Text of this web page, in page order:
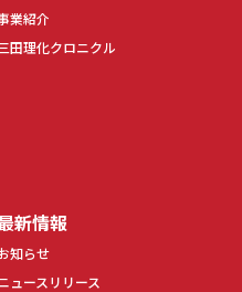
業紹介
田理化クロニクル
新情報
知らせ
ュースリリース